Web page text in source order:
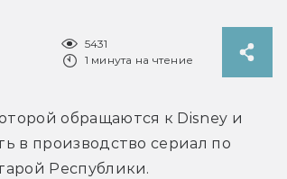
5431
1 минута на чтение
обращаются к Disney и
в производство сериал по
Республики.